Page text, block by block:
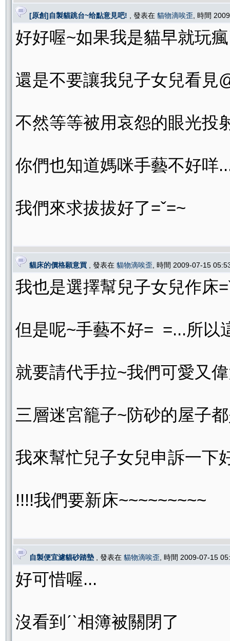
[原創]自製貓跳台~给點意見吧! , 發表在 貓物滴唉歪 , 時間
好好喔~如果我是貓早就玩
還是不要讓我兒子女兒看見
不然等等被用哀怨的眼光投
你們也知道媽咪手藝不好咩
我們來求拔拔好了=ˇ=~
貓床的價格願意買 , 發表在 貓物滴唉歪 , 時間 2009-07-15
我也是選擇幫兒子女兒作床
但是呢~手藝不好= =...所以
就要請代手拉~我們可愛又
三層迷宮籠子~防砂的屋子
我來幫忙兒子女兒申訴一下
!!!!我們要新床~~~~~~~~~
自製便宜濾貓砂踏墊 , 發表在 貓物滴唉歪 , 時間 2009-07-15
好可惜喔...
沒看到ˊˋ相簿被關閉了